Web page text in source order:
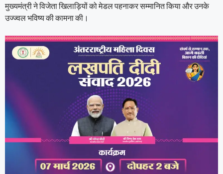
मुख्यमंत्री ने विजेता खिलाड़ियों को मेडल पहनाकर सम्मानित किया और उनके
उज्ज्वल भविष्य की कामना की।